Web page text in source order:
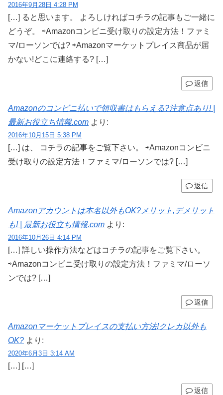
2016年9月28日 4:28 PM
[…] ると思います。 よろしければコチラの記事もご一緒に
どうぞ。 ⇨Amazonコンビニ受け取りの設定方法！ファミ
マ/ローソンでは? ⇨Amazonマーケットプレイス商品が届
かない!どこに連絡する? […]
返信
Amazonのコンビニ払いで領収書はもらえる?注意点あり! |
最新お役立ち情報.com より:
2016年10月15日 5:38 PM
[…] は、 コチラの記事をご覧下さい。 ⇨Amazonコンビニ
受け取りの設定方法！ファミマ/ローソンでは? […]
返信
Amazonアカウントは本名以外もOK?メリット,デメリット
も! | 最新お役立ち情報.com より:
2016年10月26日 4:14 PM
[…] 詳しい操作方法などはコチラの記事をご覧下さい。
⇨Amazonコンビニ受け取りの設定方法！ファミマ/ローソ
ンでは? […]
返信
Amazonマーケットプレイスの支払い方法!クレカ以外も
OK? より:
2020年6月3日 3:14 AM
[…] […]
返信